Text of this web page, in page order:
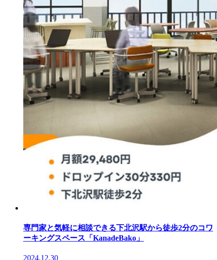
専門家と気軽に相談できる下北沢駅から徒歩2分のコワ
ーキングスペース「KanadeBako」
2024.12.30